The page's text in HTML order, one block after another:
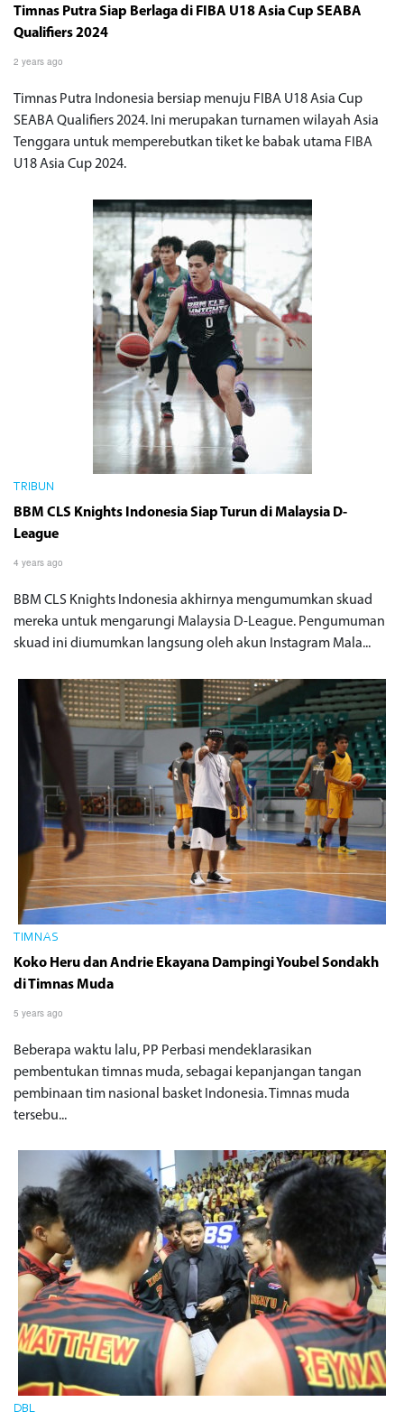
Timnas Putra Siap Berlaga di FIBA U18 Asia Cup SEABA
Qualifiers 2024
2 years ago
Timnas Putra Indonesia bersiap menuju FIBA U18 Asia Cup
SEABA Qualifiers 2024. Ini merupakan turnamen wilayah Asia
Tenggara untuk memperebutkan tiket ke babak utama FIBA
U18 Asia Cup 2024.
TRIBUN
BBM CLS Knights Indonesia Siap Turun di Malaysia D-
League
4 years ago
BBM CLS Knights Indonesia akhirnya mengumumkan skuad
mereka untuk mengarungi Malaysia D-League. Pengumuman
skuad ini diumumkan langsung oleh akun Instagram Mala...
TIMNAS
Koko Heru dan Andrie Ekayana Dampingi Youbel Sondakh
di Timnas Muda
5 years ago
Beberapa waktu lalu, PP Perbasi mendeklarasikan
pembentukan timnas muda, sebagai kepanjangan tangan
pembinaan tim nasional basket Indonesia. Timnas muda
tersebu...
DBL